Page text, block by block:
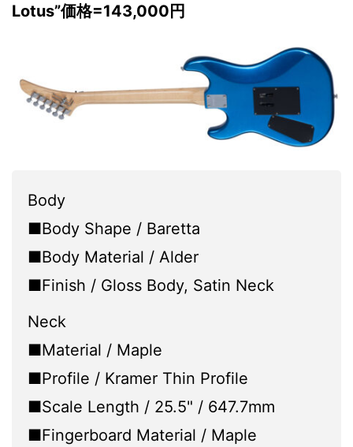
Lotus”価格=143,000円
Body
■Body Shape / Baretta
■Body Material / Alder
■Finish / Gloss Body, Satin Neck
Neck
■Material / Maple
■Profile / Kramer Thin Profile
■Scale Length / 25.5" / 647.7mm
■Fingerboard Material / Maple